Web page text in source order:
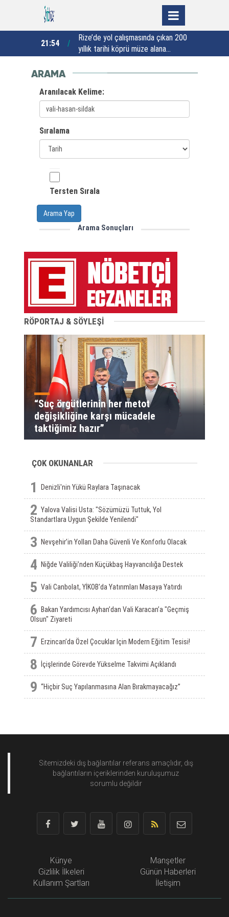
21:54
Rize’de yol çalışmasında çıkan 200
yıllık tarihi köprü müze alana
ARAMA
Aranılacak Kelime:
Sıralama
Tersten Sırala
Arama Yap
Arama Sonuçları
RÖPORTAJ & SÖYLEŞİ
“Suç örgütlerinin her metot
değişikliğine karşı mücadele
taktiğimiz hazır”
ÇOK OKUNANLAR
1 Denizli'nin Yükü Raylara Taşınacak
2 Yalova Valisi Usta: "Sözümüzü Tuttuk, Yol
Standartlara Uygun Şekilde Yenilendi"
3 Nevşehir’in Yolları Daha Güvenli Ve Konforlu Olacak
4 Niğde Valiliği’nden Küçükbaş Hayvancılığa Destek
5 Vali Canbolat, YİKOB'da Yatırımları Masaya Yatırdı
6
Bakan Yardımcısı Ayhan’dan Vali Karacan’a "Geçmiş
Olsun" Ziyareti
7 Erzincan’da Özel Çocuklar Için Modern Eğitim Tesisi!
8 İçişlerinde Görevde Yükselme Takvimi Açıklandı
9 “Hiçbir Suç Yapılanmasına Alan Bırakmayacağız”
Sitemizdeki dış bağlantılar referans amaçlıdır, dış
bağlantıların içeriklerinden kuruluşumuz
sorumlu değildir
Künye
Gizlilik İlkeleri
Kullanım Şartları
Manşetler
Günün Haberleri
İletişim